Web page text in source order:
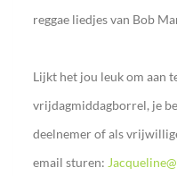
reggae liedjes van Bob
Lijkt het jou leuk om aan
vrijdagmiddagborrel, je
deelnemer of als
email sturen: